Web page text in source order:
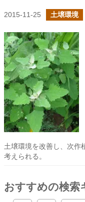
2015-11-25 土壌環境
土壌環境を改善し、次作
考えられる。
おすすめの検索